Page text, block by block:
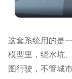
这套系统用的是
模型里，绕水坑
图行驶，不管城